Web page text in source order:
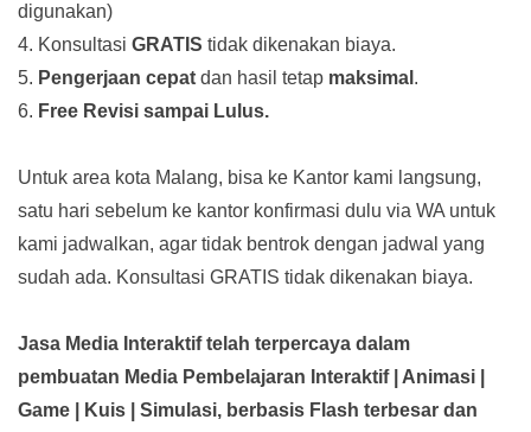
digunakan)
4. Konsultasi GRATIS tidak dikenakan biaya.
5. Pengerjaan cepat dan hasil tetap maksimal .
6. Free Revisi sampai Lulus.
Untuk area kota Malang, bisa ke Kantor kami langsung,
satu hari sebelum ke kantor konfirmasi dulu via WA untuk
kami jadwalkan, agar tidak bentrok dengan jadwal yang
sudah ada. Konsultasi GRATIS tidak dikenakan biaya.
Jasa Media Interaktif telah terpercaya dalam
pembuatan Media Pembelajaran Interaktif| Animasi |
Game | Kuis | Simulasi, berbasis Flash terbesar dan